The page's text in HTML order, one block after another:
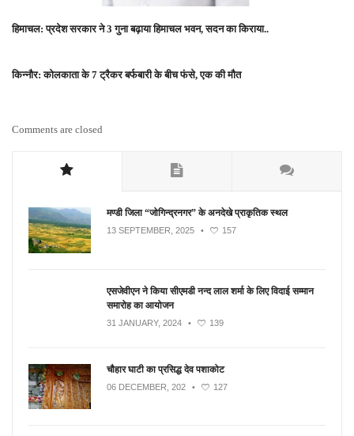
हिमाचल: प्रदेश सरकार ने 3 गुना बढ़ाया हिमाचल भवन, सदन का किराया..
किन्नौर: कोलकाता के 7 ट्रैकर बर्फबारी के बीच फंसे, एक की मौत
Comments are closed
मण्डी जिला “जोगिन्द्रनगर” के अनदेखे प्राकृतिक स्थल
13 SEPTEMBER, 2025 • 157
एसजेवीएन ने किया सीएमडी नन्‍द लाल शर्मा के लिए विदाई सम्मान
समारोह का आयोजन
31 JANUARY, 2024 • 139
चौहार घाटी का प्रसिद्ध देव पशाकोट
06 DECEMBER, 202 • 127